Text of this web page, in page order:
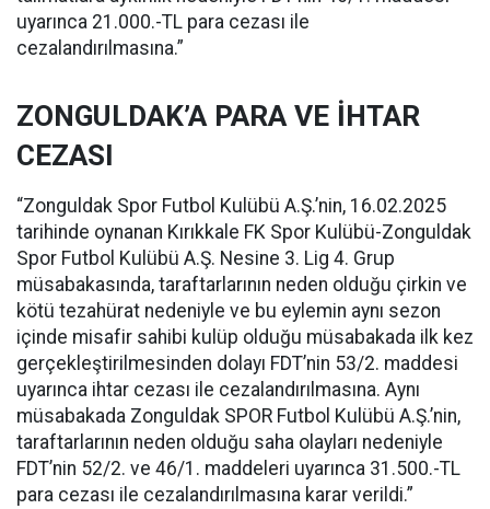
uyarınca 21.000.-TL para cezası ile
cezalandırılmasına.”
ZONGULDAK’A PARA VE İHTAR
CEZASI
“Zonguldak Spor Futbol Kulübü A.Ş.’nin, 16.02.2025
tarihinde oynanan Kırıkkale FK Spor Kulübü-Zonguldak
Spor Futbol Kulübü A.Ş. Nesine 3. Lig 4. Grup
müsabakasında, taraftarlarının neden olduğu çirkin ve
kötü tezahürat nedeniyle ve bu eylemin aynı sezon
içinde misafir sahibi kulüp olduğu müsabakada ilk kez
gerçekleştirilmesinden dolayı FDT’nin 53/2. maddesi
uyarınca ihtar cezası ile cezalandırılmasına. Aynı
müsabakada Zonguldak SPOR Futbol Kulübü A.Ş.’nin,
taraftarlarının neden olduğu saha olayları nedeniyle
FDT’nin 52/2. ve 46/1. maddeleri uyarınca 31.500.-TL
para cezası ile cezalandırılmasına karar verildi.”